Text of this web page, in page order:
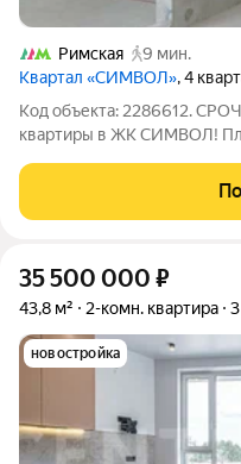
Римская
9 мин.
Квартал «СИМВОЛ», 4
Код объекта: 2286612.
квартиры в ЖК СИМВОЛ!
квартиру очень светлой.
возможность реализовать
35 500 000 ₽
43,8 м² 2-комн. квартира
новостройка